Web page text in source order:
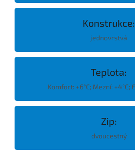
Konstrukce:
jednovrstvá
Teplota:
Komfort: +6°C; Mezní: +4°C;
Zip:
dvoucestný